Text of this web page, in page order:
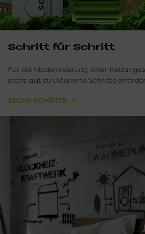
Schritt für Schritt
Für die Modernisierung einer
sechs gut strukturierte Schritte
SECHS SCHRITTE